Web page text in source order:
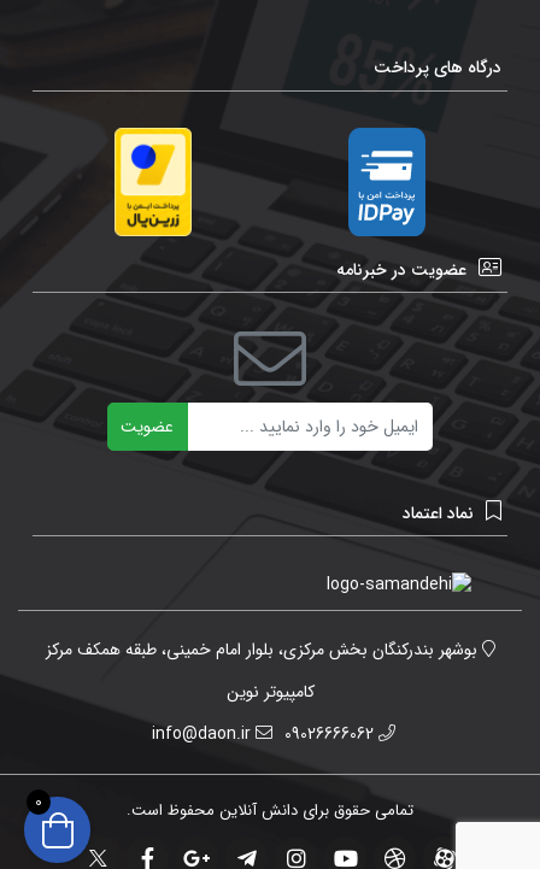
درگاه های پرداخت
عضویت در خبرنامه
عضویت
نماد اعتماد
بوشهر بندرکنگان بخش مرکزی، بلوار امام خمینی، طبقه همکف مرکز
کامپیوتر نوین
09026666062
info@daon.ir
تمامی حقوق برای دانش آنلاین محفوظ است. 0